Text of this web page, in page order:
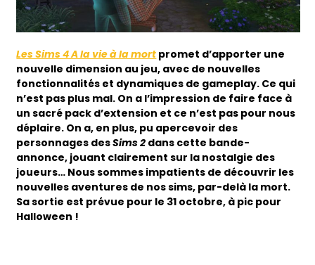
Les Sims 4 A la vie à la mort promet d’apporter une
nouvelle dimension au jeu, avec de nouvelles
fonctionnalités et dynamiques de gameplay. Ce qui
n’est pas plus mal. On a l’impression de faire face à
un sacré pack d’extension et ce n’est pas pour nous
déplaire. On a, en plus, pu apercevoir des
personnages desSims 2 dans cette bande-
annonce, jouant clairement sur la nostalgie des
joueurs… Nous sommes impatients de découvrir les
nouvelles aventures de nos sims, par-delà la mort.
Sa sortie est prévue pour le 31 octobre, à pic pour
Halloween !